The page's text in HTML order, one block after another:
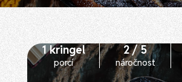
1 kringel
porcí
2 / 5
náročnost